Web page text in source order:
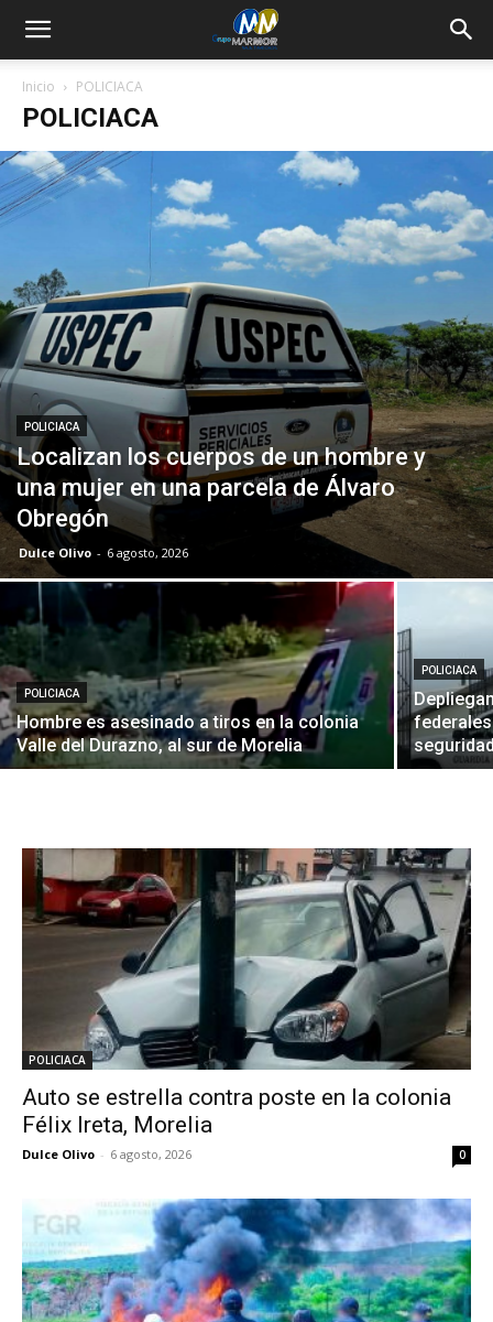
Inicio POLICIACA
POLICIACA
POLICIACA
Localizan los cuerpos de un hombre y
una mujer en una parcela de Álvaro
Obregón
Dulce Olivo - 6 agosto, 2026
POLICIACA
Hombre es asesinado a tiros en la colonia
Valle del Durazno, al sur de Morelia
POLICIACA
POLICIACA
Auto se estrella contra poste en la colonia
Félix Ireta, Morelia
Dulce Olivo - 6 agosto, 2026 0